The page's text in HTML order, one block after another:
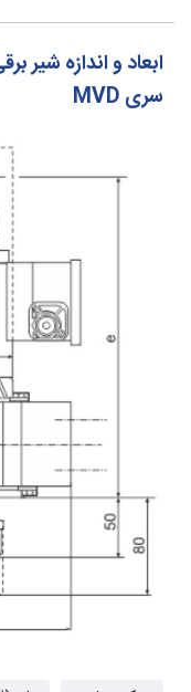
ابعاد و اندازه شیر
سری MVD